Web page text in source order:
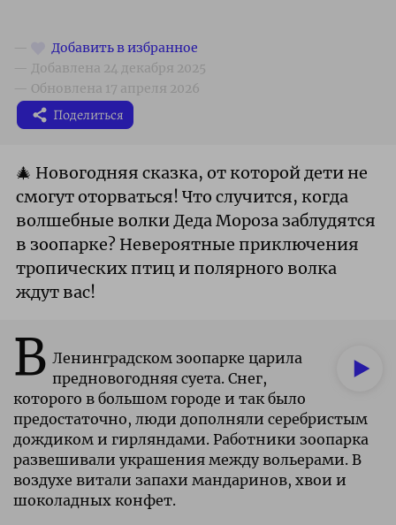
Поделиться
🎄 Новогодняя сказка, от которой дети не
смогут оторваться! Что случится, когда
волшебные волки Деда Мороза заблудятся
в зоопарке? Невероятные приключения
тропических птиц и полярного волка
ждут вас!
В Ленинградском зоопарке царила
предновогодняя суета. Снег,
которого в большом городе и так было
предостаточно, люди дополняли серебристым
дождиком и гирляндами. Работники зоопарка
развешивали украшения между вольерами. В
воздухе витали запахи мандаринов, хвои и
шоколадных конфет.